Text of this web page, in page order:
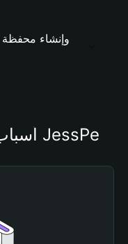
أسباب أهمية استخدام محفظة JessPe